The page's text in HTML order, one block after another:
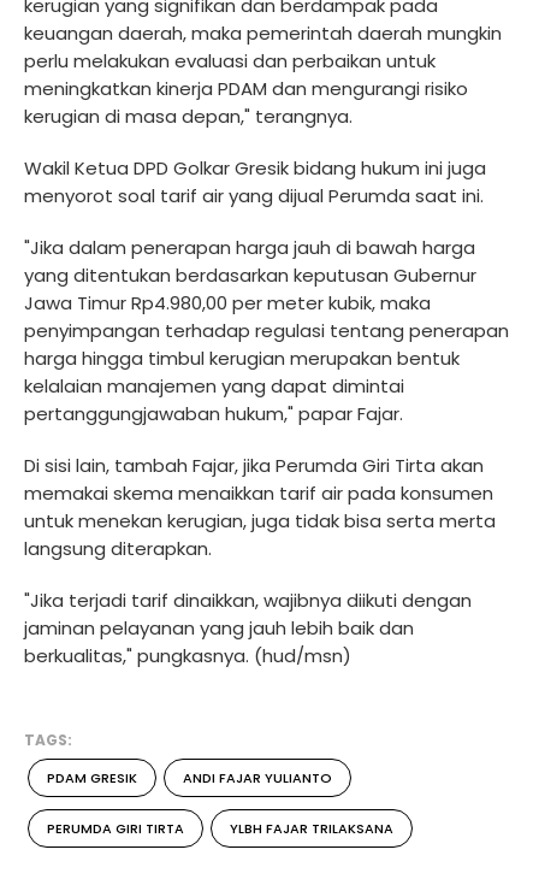
kerugian yang signifikan dan berdampak pada
keuangan daerah, maka pemerintah daerah mungkin
perlu melakukan evaluasi dan perbaikan untuk
meningkatkan kinerja PDAM dan mengurangi risiko
kerugian di masa depan," terangnya.
Wakil Ketua DPD Golkar Gresik bidang hukum ini juga
menyorot soal tarif air yang dijual Perumda saat ini.
"Jika dalam penerapan harga jauh di bawah harga
yang ditentukan berdasarkan keputusan Gubernur
Jawa Timur Rp4.980,00 per meter kubik, maka
penyimpangan terhadap regulasi tentang penerapan
harga hingga timbul kerugian merupakan bentuk
kelalaian manajemen yang dapat dimintai
pertanggungjawaban hukum," papar Fajar.
Di sisi lain, tambah Fajar, jika Perumda Giri Tirta akan
memakai skema menaikkan tarif air pada konsumen
untuk menekan kerugian, juga tidak bisa serta merta
langsung diterapkan.
"Jika terjadi tarif dinaikkan, wajibnya diikuti dengan
jaminan pelayanan yang jauh lebih baik dan
berkualitas," pungkasnya. (hud/msn)
TAGS:
PDAM GRESIK ANDI FAJAR YULIANTO
PERUMDA GIRI TIRTA YLBH FAJAR TRILAKSANA